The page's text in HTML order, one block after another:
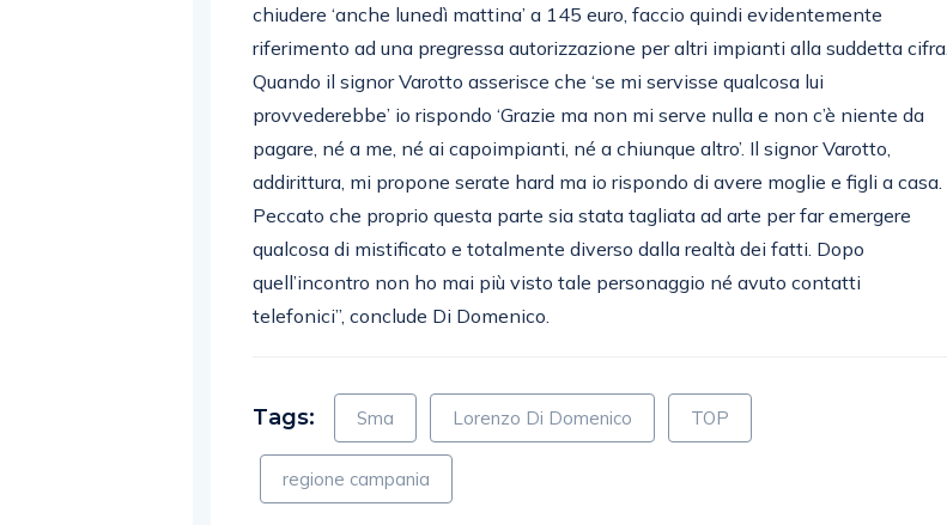
chiudere ‘anche lunedì mattina’ a 145 euro, faccio quindi evidentemente
riferimento ad una pregressa autorizzazione per altri impianti alla suddetta cifra.
Quando il signor Varotto asserisce che ‘se mi servisse qualcosa lui
provvederebbe’ io rispondo ‘Grazie ma non mi serve nulla e non c’è niente da
pagare, né a me, né ai capoimpianti, né a chiunque altro’. Il signor Varotto,
addirittura, mi propone serate hard ma io rispondo di avere moglie e figli a casa.
Peccato che proprio questa parte sia stata tagliata ad arte per far emergere
qualcosa di mistificato e totalmente diverso dalla realtà dei fatti. Dopo
quell’incontro non ho mai più visto tale personaggio né avuto contatti
telefonici”, conclude Di Domenico.
Tags: Sma Lorenzo Di Domenico TOP
regione campania